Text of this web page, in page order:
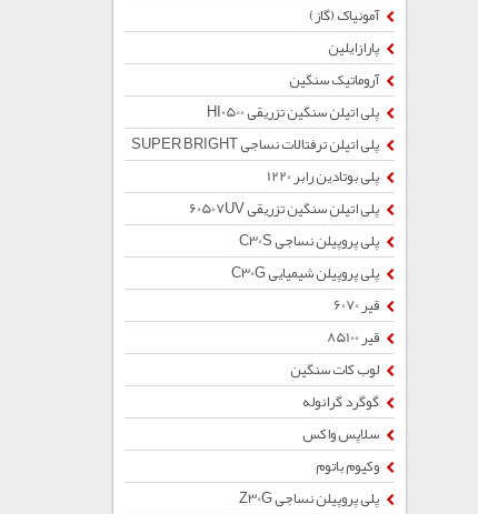
آمونیاک (گاز)
پارازایلین
آروماتیک سنگین
پلی اتیلن سنگین تزریقی HI0500
پلی اتیلن ترفتالات نساجی SUPER BRIGHT
پلی بوتادین رابر 1220
پلی اتیلن سنگین تزریقی 60507UV
پلی پروپیلن نساجی C30S
پلی پروپیلن شیمیایی C30G
قیر 6070
قیر 85100
لوب کات سنگین
گوگرد گرانوله
سلاپس واکس
وکیوم باتوم
پلی پروپیلن نساجی Z30G